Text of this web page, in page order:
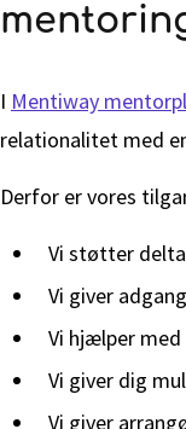
I Mentiway
relationalitet med
Derfor er vores
Vi støtter
Vi giver
Vi hjælper
Vi giver dig
Vi giver